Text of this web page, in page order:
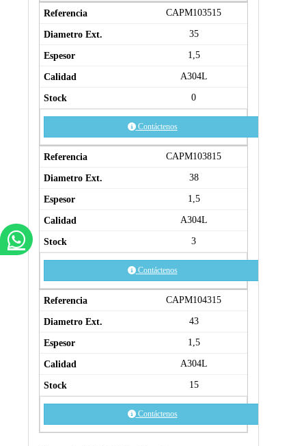
CAPM103515
35
1,5
A304L
0
Contáctenos
CAPM103815
38
1,5
A304L
3
Contáctenos
CAPM104315
43
1,5
A304L
15
Contáctenos